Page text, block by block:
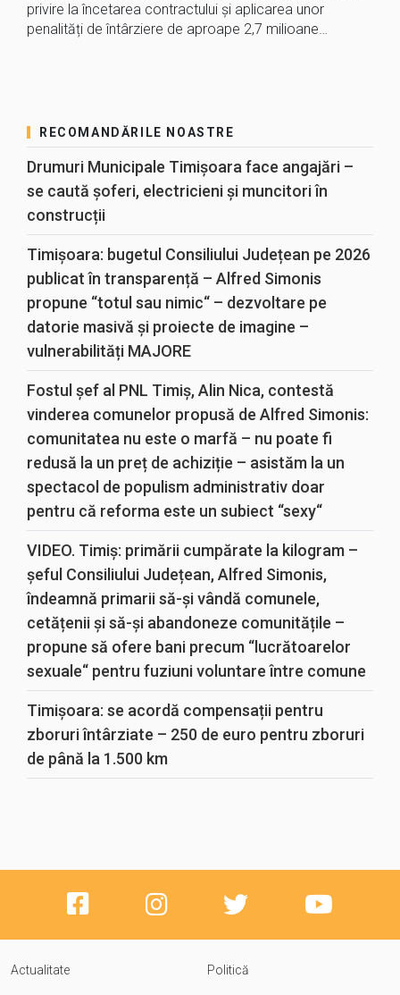
privire la încetarea contractului și aplicarea unor
penalități de întârziere de aproape 2,7 milioane…
RECOMANDĂRILE NOASTRE
Drumuri Municipale Timișoara face angajări –
se caută șoferi, electricieni și muncitori în
construcții
Timișoara: bugetul Consiliului Județean pe 2026
publicat în transparență – Alfred Simonis
propune “totul sau nimic“ – dezvoltare pe
datorie masivă și proiecte de imagine –
vulnerabilități MAJORE
Fostul șef al PNL Timiș, Alin Nica, contestă
vinderea comunelor propusă de Alfred Simonis:
comunitatea nu este o marfă – nu poate fi
redusă la un preț de achiziție – asistăm la un
spectacol de populism administrativ doar
pentru că reforma este un subiect “sexy“
VIDEO. Timiș: primării cumpărate la kilogram –
șeful Consiliului Județean, Alfred Simonis,
îndeamnă primarii să-și vândă comunele,
cetățenii și să-și abandoneze comunitățile –
propune să ofere bani precum “lucrătoarelor
sexuale“ pentru fuziuni voluntare între comune
Timișoara: se acordă compensații pentru
zboruri întârziate – 250 de euro pentru zboruri
de până la 1.500 km
Actualitate Politică